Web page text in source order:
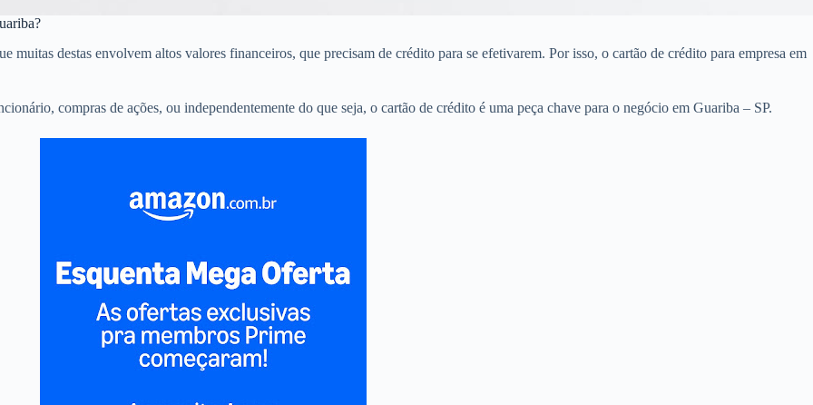
muitas destas envolvem altos valores financeiros, que precisam de crédito para se efetivarem. Por isso, o cartão de crédito para empresa em
compras de ações, ou independentemente do que seja, o cartão de crédito é uma peça chave para o negócio em Guariba – SP.